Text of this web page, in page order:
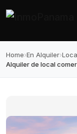
Home›En Alquiler›
Alquiler de local